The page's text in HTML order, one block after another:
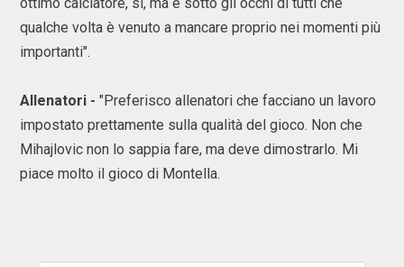
qualche volta è venuto a mancare proprio nei momenti più
importanti".
Allenatori - "Preferisco allenatori che facciano un lavoro
impostato prettamente sulla qualità del gioco. Non che
Mihajlovic non lo sappia fare, ma deve dimostrarlo. Mi
piace molto il gioco di Montella.